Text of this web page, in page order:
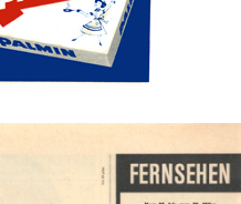
Bild-ID: 40321